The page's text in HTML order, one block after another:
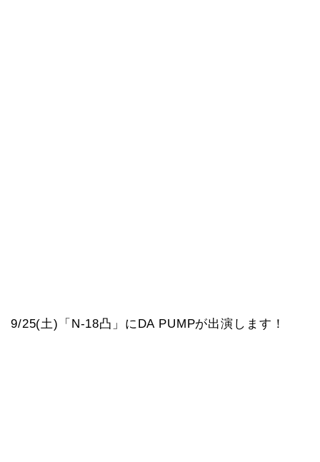
9/25(土)「N-18凸」にDA PUMPが出演します！